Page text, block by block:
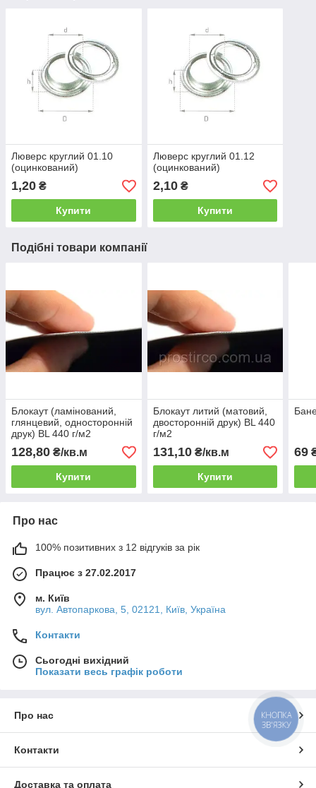
Люверс круглий 01.10
(оцинкований)
1,20 ₴
Купити
Люверс круглий 01.12
(оцинкований)
2,10₴
Купити
Подібні товари компанії
Блокаут (ламінований,
глянцевий, односторонній
друк) BL 440 г/м2
128,80 ₴/кв.м
Купити
Блокаут литий (матовий,
двосторонній друк) BL 440
г/м2
131,10₴/кв.м
Купити
69
Про нас
100% позитивних з 12 відгуків за рік
Працює з 27.02.2017
м. Київ
вул. Автопаркова, 5, 02121, Київ, Україна
Контакти
Сьогодні вихідний
Показати весь графік роботи
Про нас
Контакти
Доставка та оплата
КНОПКА
ЗВ'ЯЗКУ